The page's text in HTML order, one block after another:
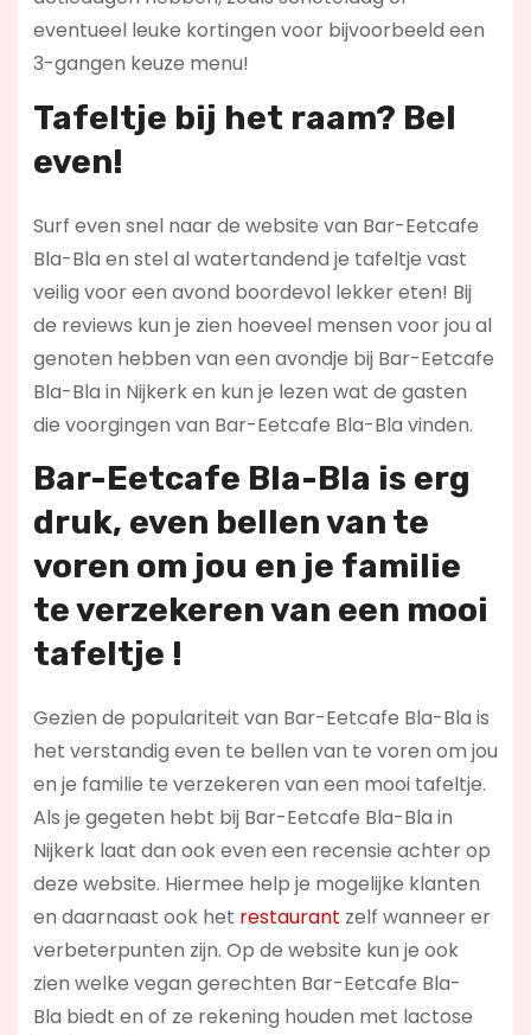
eventueel leuke kortingen voor bijvoorbeeld een
3-gangen keuze menu!
Tafeltje bij het raam? Bel
even!
Surf even snel naar de website van Bar-Eetcafe
Bla-Bla en stel al watertandend je tafeltje vast
veilig voor een avond boordevol lekker eten! Bij
de reviews kun je zien hoeveel mensen voor jou al
genoten hebben van een avondje bij Bar-Eetcafe
Bla-Bla in Nijkerk en kun je lezen wat de gasten
die voorgingen van Bar-Eetcafe Bla-Bla vinden.
Bar-Eetcafe Bla-Bla is erg
druk, even bellen van te
voren om jou en je familie
te verzekeren van een mooi
tafeltje !
Gezien de populariteit van Bar-Eetcafe Bla-Bla is
het verstandig even te bellen van te voren om jou
en je familie te verzekeren van een mooi tafeltje.
Als je gegeten hebt bij Bar-Eetcafe Bla-Bla in
Nijkerk laat dan ook even een recensie achter op
deze website. Hiermee help je mogelijke klanten
en daarnaast ook het restaurant zelf wanneer er
verbeterpunten zijn. Op de website kun je ook
zien welke vegan gerechten Bar-Eetcafe Bla-
Bla biedt en of ze rekening houden met lactose